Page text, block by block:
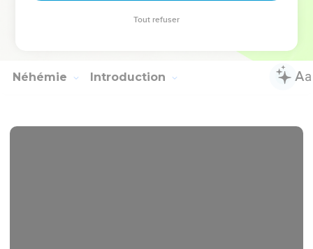
Tous ceux-là avaient pris des femmes étrangères ; et il y
Néhémie Introduction
Tout refuser